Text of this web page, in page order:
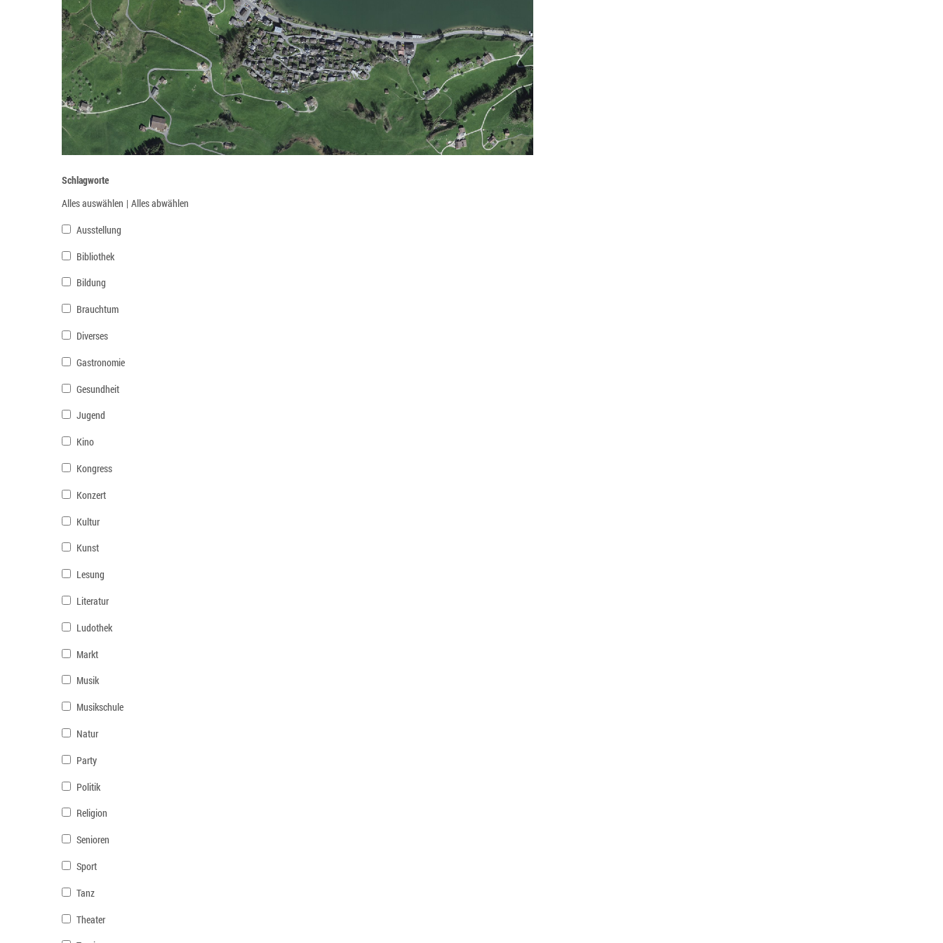
Schlagworte
Alles auswählen | Alles abwählen
Ausstellung
Bibliothek
Bildung
Brauchtum
Diverses
Gastronomie
Gesundheit
Jugend
Kino
Kongress
Konzert
Kultur
Kunst
Lesung
Literatur
Ludothek
Markt
Musik
Musikschule
Natur
Party
Politik
Religion
Senioren
Sport
Tanz
Theater